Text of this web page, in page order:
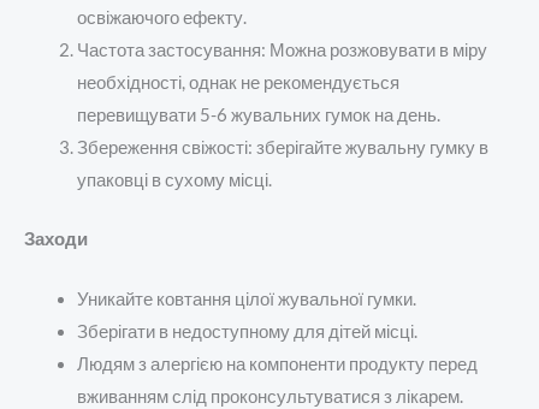
освіжаючого ефекту.
Частота застосування: Можна розжовувати в міру
необхідності, однак не рекомендується
перевищувати 5-6 жувальних гумок на день.
Збереження свіжості: зберігайте жувальну гумку в
упаковці в сухому місці.
Заходи
Уникайте ковтання цілої жувальної гумки.
Зберігати в недоступному для дітей місці.
Людям з алергією на компоненти продукту перед
вживанням слід проконсультуватися з лікарем.